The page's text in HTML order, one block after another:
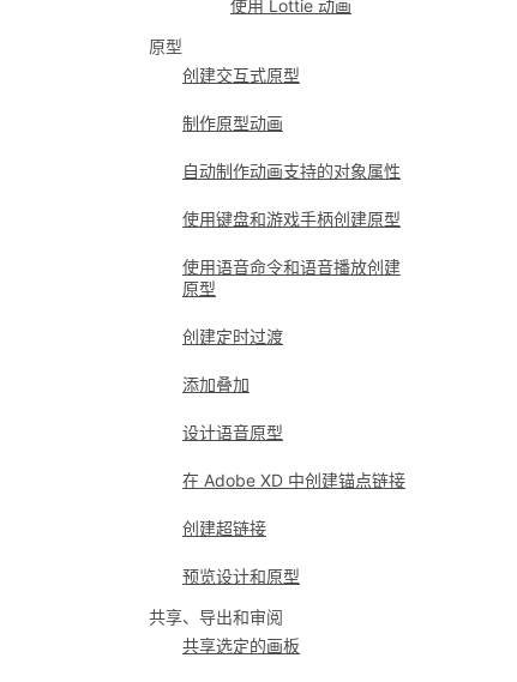
使用 Lottie 动画
原型
创建交互式原型
制作原型动画
自动制作动画支持的对象属性
使用键盘和游戏手柄创建原型
使用语音命令和语音播放创建
原型
创建定时过渡
添加叠加
设计语音原型
在 Adobe XD 中创建锚点链接
创建超链接
预览设计和原型
共享、导出和审阅
共享选定的画板